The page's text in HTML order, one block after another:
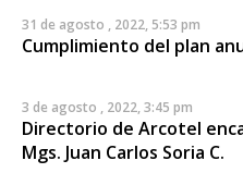
31 de agosto , 2022, 5:53 pm
Cumplimiento del plan
3 de agosto , 2022, 3:45 pm
Directorio de Arcotel
Mgs. Juan Carlos Soria C.